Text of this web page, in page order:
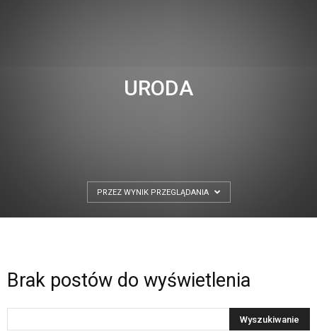
URODA
PRZEZ WYNIK PRZEGLĄDANIA
Brak postów do wyświetlenia